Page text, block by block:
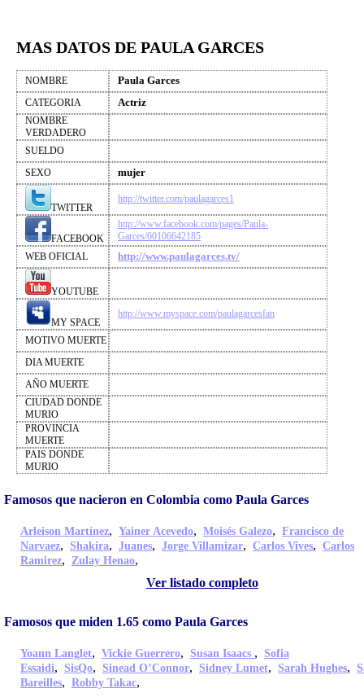
MAS DATOS DE PAULA GARCES
NOMBRE Paula Garces
CATEGORIA Actriz
NOMBRE
VERDADERO
SUELDO
SEXO
mujer
TWITTER
http://twitter.com/paulagarces1
FACEBOOK
http://www.facebook.com/pages/Paula-
Garces/60106642185
WEB OFICIAL
http://www.paulagarces.tv/
YOUTUBE
MY SPACE
http://www.myspace.com/paulagarcesfan
MOTIVO MUERTE
DIA MUERTE
AÑO MUERTE
CIUDAD DONDE
MURIO
PROVINCIA
MUERTE
PAIS DONDE
MURIO
Famosos que nacieron en Colombia como Paula Garces
Arleison Martínez, Yainer Acevedo, Moisés Galezo, Francisco de
Narvaez, Shakira, Juanes, Jorge Villamizar, Carlos Vives, Carlos
Ramirez, Zulay Henao,
Ver listado completo
Famosos que miden 1.65 como Paula Garces
Yoann Langlet, Vickie Guerrero, Susan Isaacs , Sofia
Essaidi, SisQo, Sinead O’Connor, Sidney Lumet, Sarah Hughes,
Bareilles, Robby Takac,